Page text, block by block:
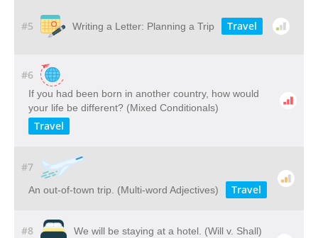
#5 Writing a Letter: Planning a Trip Travel
#6
If you had been born in another country, how would
your life be different? (Mixed Conditionals)
Travel
#7
An out-of-town trip. (Multi-word Adjectives) Travel
#8 We will be staying at a hotel. (Will v. Shall)